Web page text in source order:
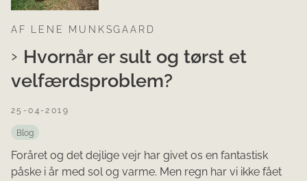
AF LENE MUNKSGAARD
Hvornår er sult og tørst et
velfærdsproblem?
25-04-2019
Blog
Foråret og det dejlige vejr har givet os en fantastisk
påske i år med sol og varme. Men regn har vi ikke fået